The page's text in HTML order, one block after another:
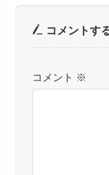
コメントす
コメント ※